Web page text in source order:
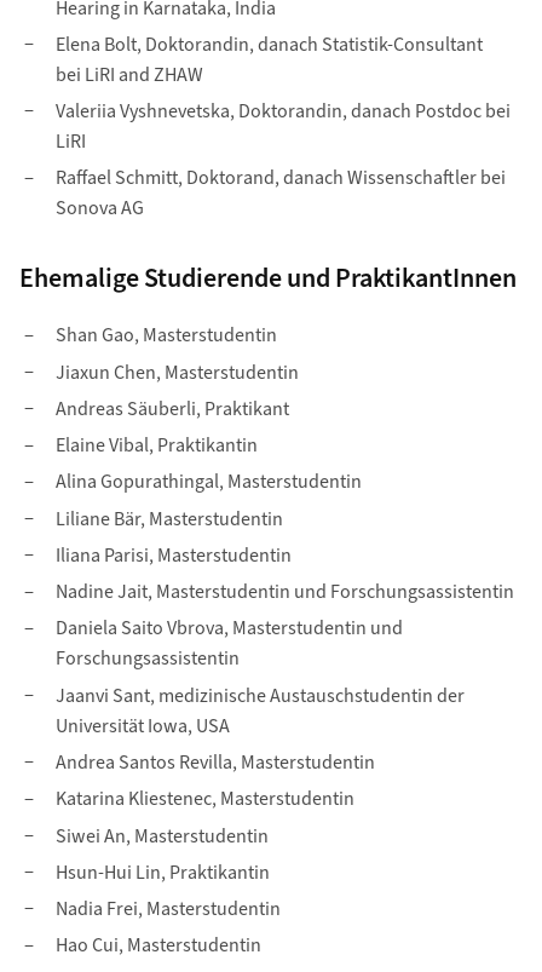
Hearing in Karnataka, India
Elena Bolt, Doktorandin, danach Statistik-Consultant
bei LiRI and ZHAW
Valeriia Vyshnevetska, Doktorandin, danach Postdoc bei
LiRI
Raffael Schmitt, Doktorand, danach Wissenschaftler bei
Sonova AG
Ehemalige Studierende und PraktikantInnen
Shan Gao, Masterstudentin
Jiaxun Chen, Masterstudentin
Andreas Säuberli, Praktikant
Elaine Vibal, Praktikantin
Alina Gopurathingal, Masterstudentin
Liliane Bär, Masterstudentin
Iliana Parisi, Masterstudentin
Nadine Jait, Masterstudentin und Forschungsassistentin
Daniela Saito Vbrova, Masterstudentin und
Forschungsassistentin
Jaanvi Sant, medizinische Austauschstudentin der
Universität Iowa, USA
Andrea Santos Revilla, Masterstudentin
Katarina Kliestenec, Masterstudentin
Siwei An, Masterstudentin
Hsun-Hui Lin, Praktikantin
Nadia Frei, Masterstudentin
Hao Cui, Masterstudentin